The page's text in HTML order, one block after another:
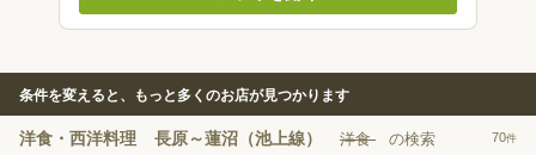
条件を変えると、もっと多くのお店が見つかります
洋食・西洋料理 長原～蓮沼（池上線） 洋食
の検索
70件